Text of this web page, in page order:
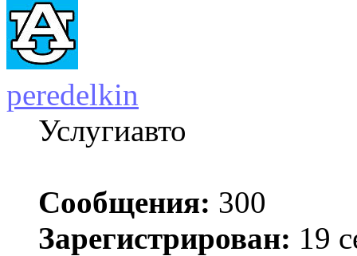
peredelkin
Услугиавто
Сообщения: 300
Зарегистрирован: 19